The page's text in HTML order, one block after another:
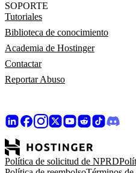
SOPORTE
Tutoriales
Biblioteca de conocimiento
Academia de Hostinger
Contactar
Reportar Abuso
Política de solicitud de NPRD